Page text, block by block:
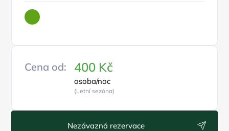
Cena od: 400 Kč
osoba/noc
(Letní sezóna)
Nezávazná rezervace